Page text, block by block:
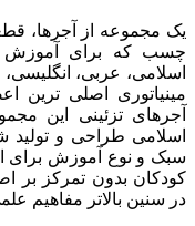
یک مجموعه از آجرها،
چسب که برای آموزش
اسلامی، عربی،
مینیاتوری اصلی ترین
آجرهای تزئینی این
اسلامی طراحی و تولید
سبک و نوع آموزش برای
کودکان بدون تمرکز بر
در سنین بالاتر مفاهیم